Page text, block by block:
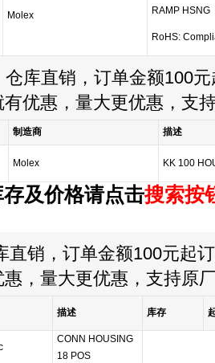
Molex
RAMP HSNG
RoHS:
库直销，订单金额100元
优惠，量大更优惠，支
制造商
描述
Molex KK 100
及价格请点击搜索按
销，订单金额100元起
，量大更优惠，支持原
描述 库存
CONN HOUSING
18 POS